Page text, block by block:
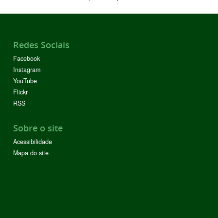
Redes Sociais
Facebook
Instagram
YouTube
Flickr
RSS
Sobre o site
Acessibilidade
Mapa do site